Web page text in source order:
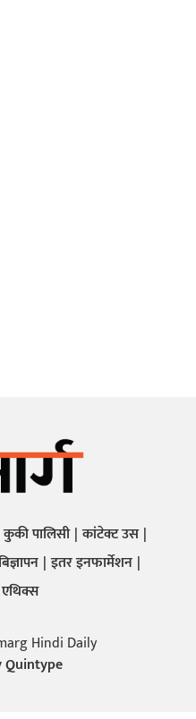
कुकी पालिसी कांटेक्ट उस
इतर इनफार्मेशन
Hindi Daily
Quintype